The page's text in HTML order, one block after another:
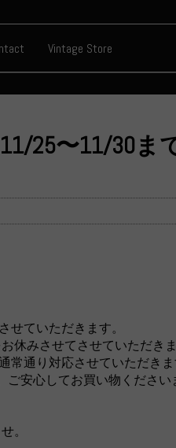
Vintage Store
11/25〜11/30
せていただきます。
休みさせてさせていただき
常通り対応させていただき
ご安心してお買い物ください
。